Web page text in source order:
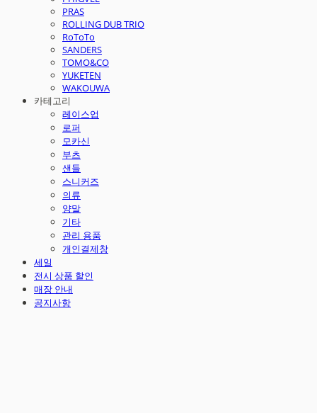
PRAS
ROLLING DUB TRIO
RoToTo
SANDERS
TOMO&CO
YUKETEN
WAKOUWA
카테고리
레이스업
로퍼
모카신
부츠
샌들
스니커즈
의류
양말
기타
관리 용품
개인결제창
세일
전시 상품 할인
매장 안내
공지사항